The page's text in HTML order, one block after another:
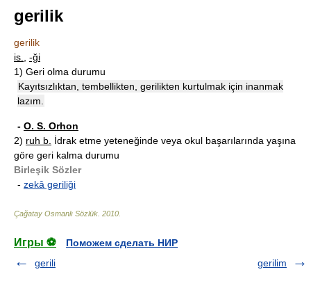
gerilik
gerilik
is.
-ği
1) Geri olma durumu
Kayıtsızlıktan, tembellikten, gerilikten kurtulmak için inanmak
lazım.
- O. S. Orhon
2) ruh b. İdrak etme yeteneğinde veya okul başarılarında yaşına
göre geri kalma durumu
Birleşik Sözler
- zekâ geriliği
Çağatay Osmanlı Sözlük 2010
Игры ⚽
Поможем сделать НИР
gerili
gerilim